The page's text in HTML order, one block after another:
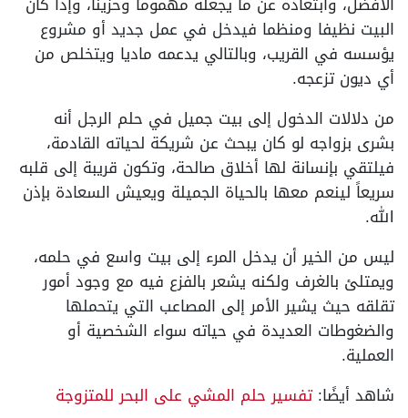
البيت نظيفا ومنظما فيدخل في عمل جديد أو مشروع
يؤسسه في القريب، وبالتالي يدعمه ماديا ويتخلص من
أي ديون تزعجه.
من دلالات الدخول إلى بيت جميل في حلم الرجل أنه
بشرى بزواجه لو كان يبحث عن شريكة لحياته القادمة،
فيلتقي بإنسانة لها أخلاق صالحة، وتكون قريبة إلى قلبه
سريعاً لينعم معها بالحياة الجميلة ويعيش السعادة بإذن
الله.
ليس من الخير أن يدخل المرء إلى بيت واسع في حلمه،
ويمتلئ بالغرف ولكنه يشعر بالفزع فيه مع وجود أمور
تقلقه حيث يشير الأمر إلى المصاعب التي يتحملها
والضغوطات العديدة في حياته سواء الشخصية أو
العملية.
شاهد أيضًا:تفسير حلم المشي على البحر للمتزوجة